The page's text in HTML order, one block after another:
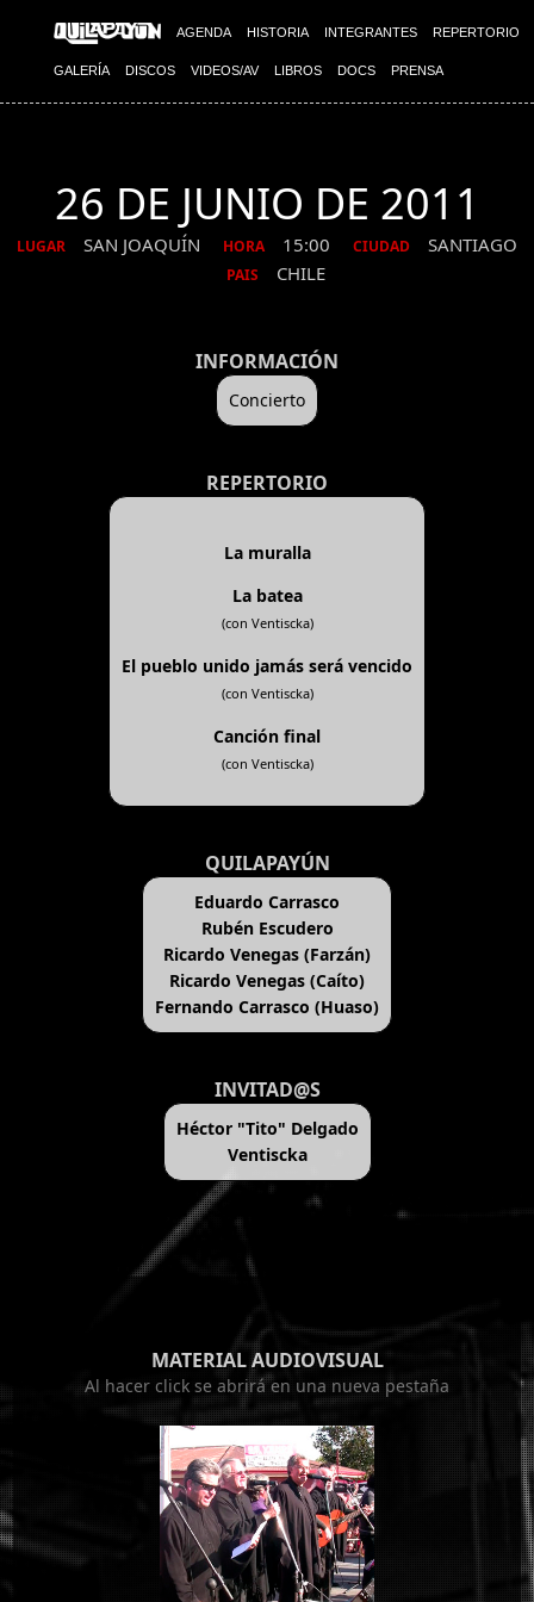
AGENDA HISTORIA INTEGRANTES REPERTORIO
GALERÍA DISCOS VIDEOS/AV LIBROS DOCS PRENSA
26 DE JUNIO DE 2011
LUGAR SAN JOAQUÍN HORA 15:00 CIUDAD SANTIAGO
PAIS CHILE
INFORMACIÓN
Concierto
REPERTORIO
La muralla
La batea
(con Ventiscka)
El pueblo unido jamás será vencido
(con Ventiscka)
Canción final
(con Ventiscka)
QUILAPAYÚN
Eduardo Carrasco
Rubén Escudero
Ricardo Venegas (Farzán)
Ricardo Venegas (Caíto)
Fernando Carrasco (Huaso)
INVITAD@S
Héctor "Tito" Delgado
Ventiscka
MATERIAL AUDIOVISUAL
Al hacer click se abrirá en una nueva pestaña